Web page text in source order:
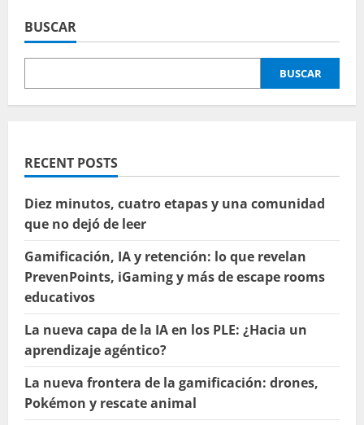
BUSCAR
BUSCAR
RECENT POSTS
Diez minutos, cuatro etapas y una comunidad
que no dejó de leer
Gamificación, IA y retención: lo que revelan
PrevenPoints, iGaming y más de escape rooms
educativos
La nueva capa de la IA en los PLE: ¿Hacia un
aprendizaje agéntico?
La nueva frontera de la gamificación: drones,
Pokémon y rescate animal